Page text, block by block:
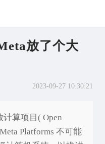
放了个大
2023-09-27 10:30:21
算项目( Open
Platforms 不可能